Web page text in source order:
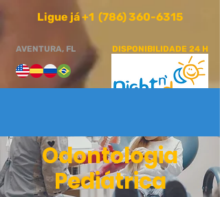
Ligue já +1 (786) 360-6315
DISPONIBILIDADE 24 H
AVENTURA, FL
Odontologia
Pediátrica